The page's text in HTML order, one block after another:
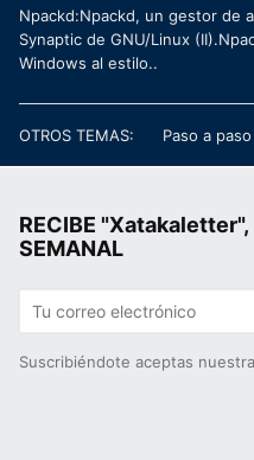
Npackd:Npackd, un gestor de
Synaptic de GNU/Linux
Windows al estilo..
OTROS TEMAS: Paso a paso
RECIBE "Xatakaletter",
SEMANAL
Suscribiéndote aceptas nuestra